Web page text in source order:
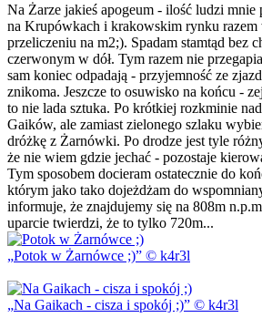
Na Żarze jakieś apogeum - ilość ludzi mnie
na Krupówkach i krakowskim rynku
przeliczeniu na m2;). Spadam stamtąd bez
czerwonym w dół. Tym razem nie
sam koniec odpadają - przyjemność ze
znikoma. Jeszcze to osuwisko na końcu -
to nie lada sztuka. Po krótkiej rozkminie
Gaików, ale zamiast zielonego szlaku
dróżkę z Żarnówki. Po drodze jest tyle
że nie wiem gdzie jechać - pozostaje
Tym sposobem docieram ostatecznie do
którym jako tako dojeżdżam do
informuje, że znajdujemy się na 808m
uparcie twierdzi, że to tylko 720m...
Potok w Żarnówce ;) © k4r3l
Na Gaikach - cisza i spokój ;) © k4r3l